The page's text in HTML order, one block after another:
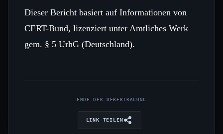
Dieser Bericht basiert auf Informationen von
CERT-Bund, lizenziert unter Amtliches Werk
gem. § 5 UrhG (Deutschland).
ENDE DER UEBERTRAGUNG
LINK TEILEN